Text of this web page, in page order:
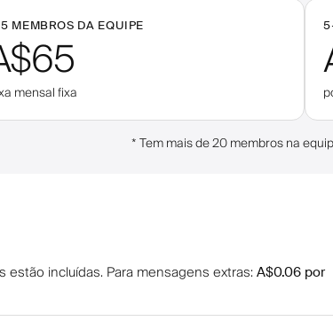
5 MEMBROS DA EQUIPE
mensal fixa
5
*Tem mais de 20 membros na
estão incluídas. Para mensagens extras: A$0.06 por